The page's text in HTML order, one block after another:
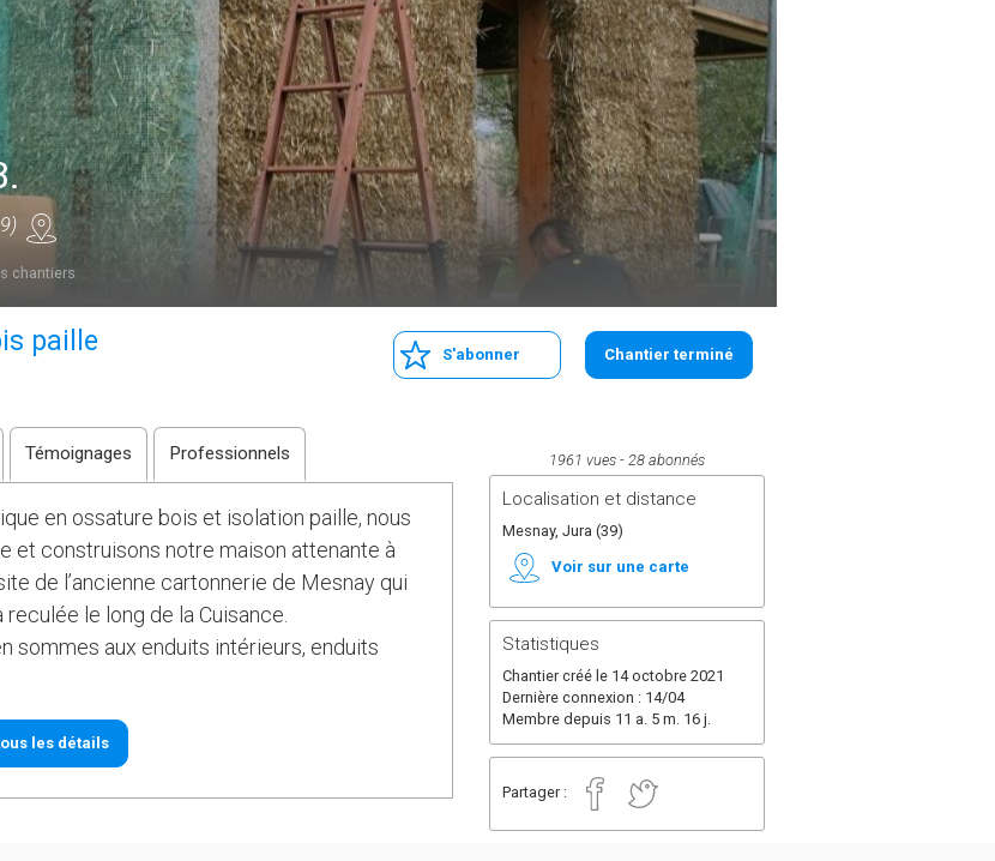
chantiers
paille S'abonner Chantier terminé
1961 vues 28 abonnés
Localisation et distance
Mesnay, Jura (39)
Voir sur une carte
Statistiques
Chantier créé le 14 octobre 2021
Dernière connexion : 14/04
Membre depuis 11 a. 5 m. 16 j.
Partager :
Témoignages Professionnels
en ossature bois et isolation paille, nous
et construisons notre maison attenante à
de l’ancienne cartonnerie de Mesnay qui
le long de la Cuisance.
sommes aux enduits intérieurs, enduits
les détails